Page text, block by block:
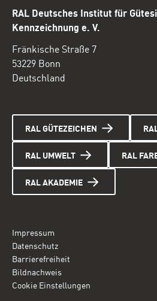
RAL Deutsches Institut für
Kennzeichnung e. V.
Fränkische Straße 7
53229 Bonn
Deutschland
RAL GÜTEZEICHEN
RAL UMWELT RAL
RAL AKADEMIE
Impressum
Datenschutz
Barrierefreiheit
Bildnachweis
Cookie Einstellungen